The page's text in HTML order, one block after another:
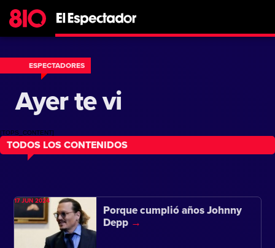
ESPECTADORES
Ayer te vi
[TOPS_CONTENT]
TODOS LOS CONTENIDOS
Porque cumplió años Johnny
Depp
17 JUN 2024